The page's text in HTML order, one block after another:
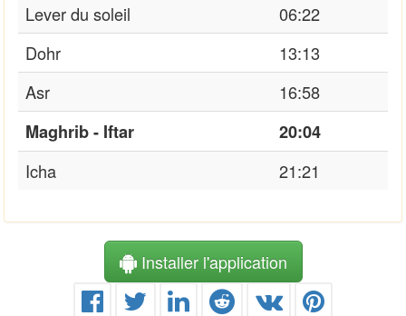
Lever du soleil
06:22
Dohr
13:13
Asr
16:58
Maghrib - Iftar
20:04
Icha
21:21
Installer l'application